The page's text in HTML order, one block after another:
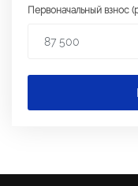
Первоначальный взнос